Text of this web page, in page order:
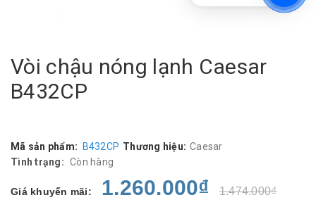
Vòi chậu nóng lạnh Caesar
B432CP
Mã sản phẩm: B432CP Thương hiệu: Caesar
Tình trạng: Còn hàng
Giá khuyến mãi: 1.260.000₫ 1.474.000₫